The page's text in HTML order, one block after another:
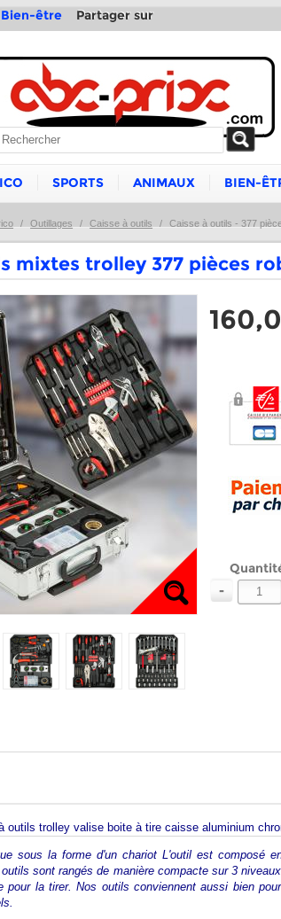
Bien-être Partager sur
SPORTS ANIMAUX BIEN-
/ Outillages / Caisse à outils / Caisse à outils - 377
mixtes trolley 377 pièces
-
outils trolley valise boite à tire caisse aluminium
sous la forme d'un chariot L'outil est composé
sont rangés de manière compacte sur 3
pour la tirer. Nos outils conviennent aussi bien